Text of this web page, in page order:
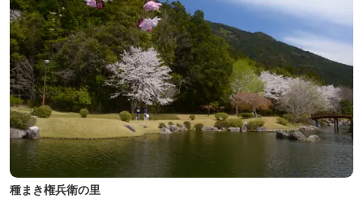
種まき権兵衛の里